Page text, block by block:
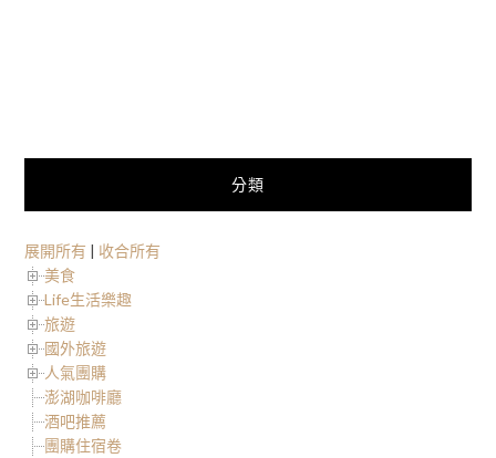
分類
展開所有 | 收合所有
美食
Life生活樂趣
旅遊
國外旅遊
人氣團購
澎湖咖啡廳
酒吧推薦
團購住宿卷